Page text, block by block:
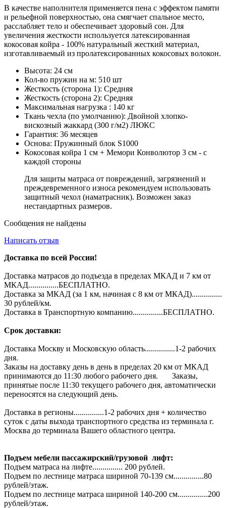
В качестве наполнителя применяется пена с эффектом памяти
и рельефной поверхностью, она смягчает спальное место,
расслабляет тело и обеспечивает здоровый сон. Для
увеличения жесткости используется латексированная
кокосовая койра - 100% натуральный жесткий материал,
изготавливаемый из пролатексированных кокосовых волокон.
Высота: 24 см
Кол-во пружин на м: 510 шт
Жесткость (сторона 1): Средняя
Жесткость (сторона 2): Средняя
Максимальная нагрузка : 140 кг
Ткань чехла (по умолчанию): Двойной хлопко-
вискозный жаккард (300 г/м2) ЛЮКС
Гарантия: 36 месяцев
Основа: Пружинный блок S1000
Кокосовая койра 1 см + Мемори Конволютор 3 см - с
каждой стороны
Для защиты матраса от повреждений, загрязнений и
преждевременного износа рекомендуем использовать
защитный чехол (наматрасник). Возможен заказ
нестандартных размеров.
Сообщения не найдены
Написать отзыв
Доставка по всей России!
Доставка матрасов до подъезда в пределах МКАД и 7 км от
МКАД...............БЕСПЛАТНО.
Доставка за МКАД (за 1 км, начиная с 8 км от МКАД)...............
30 рублей/км.
Доставка в Транспортную компанию...............БЕСПЛАТНО.
Срок доставки:
Доставка Москву и Московскую область...............1-2 рабочих
дня.
Заказы на доставку день в день в пределах 20 км от МКАД
принимаются до 11:30 любого рабочего дня. Заказы,
принятые после 11:30 текущего рабочего дня, автоматически
переносятся на следующий день.
Доставка в регионы...............1-2 рабочих дня + количество
суток с даты выхода транспортного средства из терминала г.
Москва до терминала Вашего областного центра.
Подъем мебели пассажирский/грузовой лифт:
Подъем матраса на лифте............... 200 рублей.
Подъем по лестнице матраса шириной 70-139 см...............80
рублей/этаж.
Подъем по лестнице матраса шириной 140-200 см...............200
рублей/этаж.